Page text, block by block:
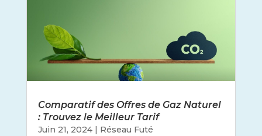
Comparatif des Offres de Gaz Naturel
: Trouvez le Meilleur Tarif
Juin 21, 2024| Réseau Futé